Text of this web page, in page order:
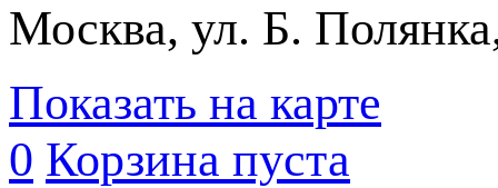
Москва, ул. Б.
Показать на карте
0 Корзина пуста